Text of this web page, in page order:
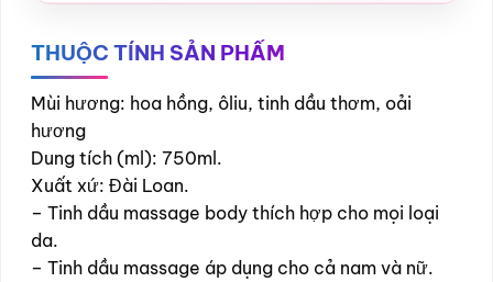
THUỘC TÍNH SẢN PHẨM
Mùi hương: hoa hồng, ôliu, tinh dầu thơm, oải
hương
Dung tích (ml): 750ml.
Xuất xứ: Đài Loan.
– Tinh dầu massage body thích hợp cho mọi loại
da.
– Tinh dầu massage áp dụng cho cả nam và nữ.